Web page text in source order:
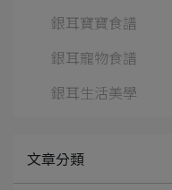
銀耳寶寶食譜
銀耳寵物食譜
銀耳生活美學
文章分類